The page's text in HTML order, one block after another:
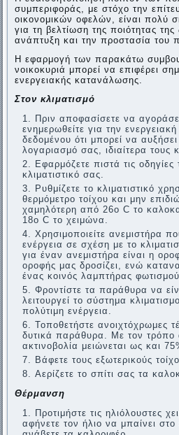
συμπεριφοράς, με στόχο την
οικονομικών οφελών, είναι πολύ
για τη βελτίωση της ποιότητας
ανάπτυξη και την προστασία του
Η εφαρμογή των παρακάτω
νοικοκυριά μπορεί να επιφέρει
ενεργειακής κατανάλωσης.
Στον κλιματισμό
Πριν αποφασίσετε να
ενημερωθείτε για την
δεδομένου ότι μπορεί να
λογαριασμό σας, ιδιαίτερα τους
Εφαρμόζετε πιστά τις
κλιματιστικό σας.
Ρυθμίζετε το κλιματιστικό
θερμόμετρο τοίχου και μην
χαμηλότερη από 26ο C το
18o C το χειμώνα.
Χρησιμοποιείτε ανεμιστήρα
ενέργεια σε σχέση με το
για έναν ανεμιστήρα είναι η
οροφής μας δροσίζει, ενώ
ένας κοινός λαμπτήρας φωτισμού.
Φροντίστε τα παράθυρα να
λειτουργεί το σύστημα
πολύτιμη ενέργεια.
Τοποθετήστε ανοιχτόχρωμες
δυτικά παράθυρα. Με τον τρόπο
ακτινοβολία μειώνεται ως και
Βάφετε τους εξωτερικούς
Aερίζετε το σπίτι σας τα
Θέρμανση
Προτιμήστε τις ηλιόλουστες
αφήνετε τον ήλιο να μπαίνει